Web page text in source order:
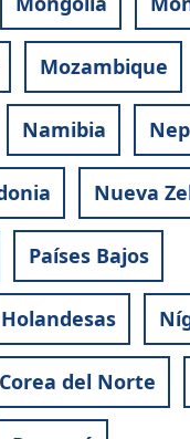
Mozambique
Namibia
Nueva
Países Bajos
Corea del Norte